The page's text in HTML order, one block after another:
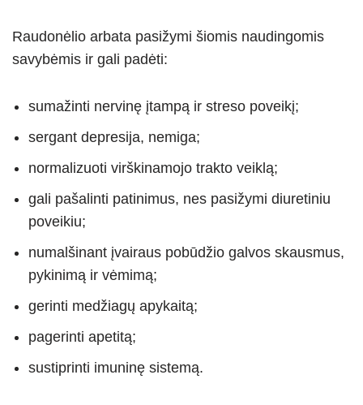
Raudonėlio arbata pasižymi šiomis naudingomis
savybėmis ir gali padėti:
sumažinti nervinę įtampą ir streso poveikį;
sergant depresija, nemiga;
normalizuoti virškinamojo trakto veiklą;
gali pašalinti patinimus, nes pasižymi diuretiniu
poveikiu;
numalšinant įvairaus pobūdžio galvos skausmus,
pykinimą ir vėmimą;
gerinti medžiagų apykaitą;
pagerinti apetitą;
sustiprinti imuninę sistemą.